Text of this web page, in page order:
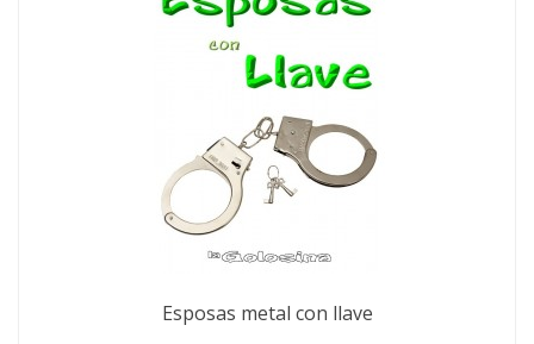
Esposas metal con llave